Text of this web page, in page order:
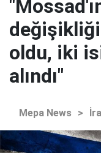
değişikliği
oldu, iki
alındı"
Mepa News >